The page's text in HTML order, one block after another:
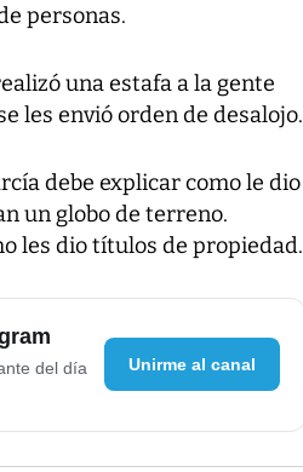
personas.
una estafa a la gente
les envió orden de desalojo.
debe explicar como le dio
un globo de terreno.
les dio títulos de propiedad.
del día
Unirme al canal